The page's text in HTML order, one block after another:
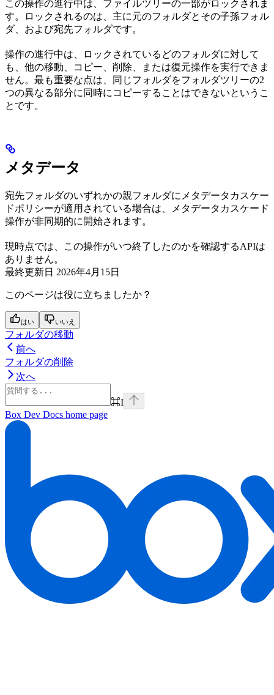
この操作の進行中は、ファイルツリーの一部がロックされま
す。ロックされるのは、主に元のフォルダとその子孫フォル
ダ、および宛先フォルダです。
操作の進行中は、ロックされているどのフォルダに対して
も、他の移動、コピー、削除、または復元操作を実行できま
せん。最も重要な点は、同じフォルダをフォルダツリーの2
つの異なる部分に同時にコピーすることはできないというこ
とです。
メタデータ
宛先フォルダのいずれかの親フォルダにメタデータカスケー
ドポリシーが適用されている場合は、メタデータカスケード
操作が非同期的に開始されます。
現時点では、この操作がいつ終了したのかを確認するAPIは
ありません。
最終更新日 2026年4月15日
このページは役に立ちましたか？
はい いいえ
フォルダの移動
前へ
フォルダの削除
次へ
⌘I
Box Dev Docs home page